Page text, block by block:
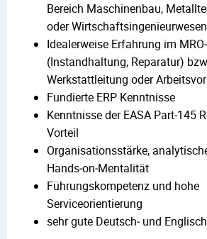
Bereich Maschinenbau,
oder Wirtschaftsingenieurwesen
Idealerweise Erfahrung im
(Instandhaltung, Reparatur)
Werkstattleitung oder
Fundierte ERP Kenntnisse
Kenntnisse der EASA Part‑145
Vorteil
Organisationsstärke,
Hands‑on‑Mentalität
Führungskompetenz und hohe
Serviceorientierung
sehr gute Deutsch‑ und